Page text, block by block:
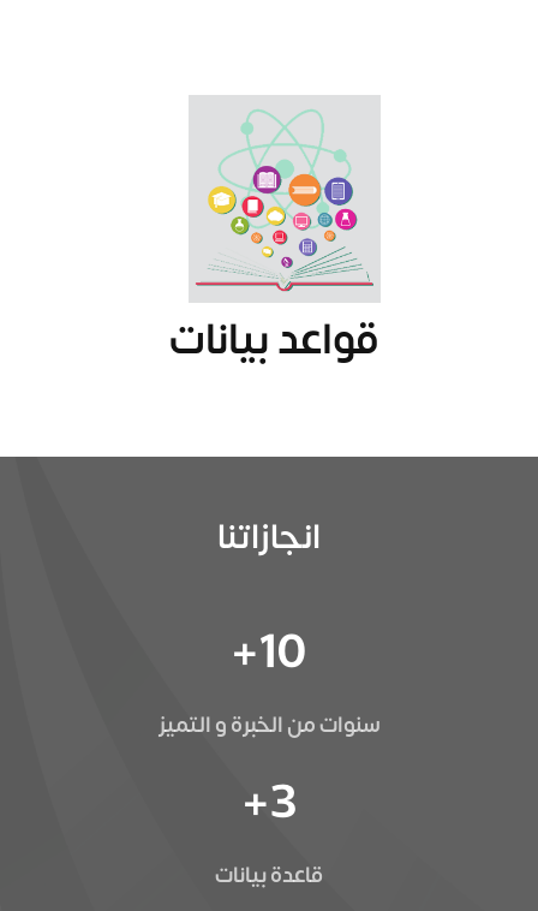
قواعد بيانات
انجازاتنا
10
+
سنوات من الخبرة و التميز
3
+
قاعدة بيانات